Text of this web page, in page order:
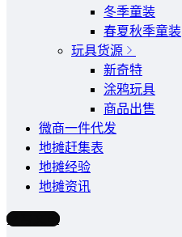
冬季童装
春夏秋季童装
玩具货源
新奇特
涂鸦玩具
商品出售
微商一件代发
地摊赶集表
地摊经验
地摊资讯
写文章